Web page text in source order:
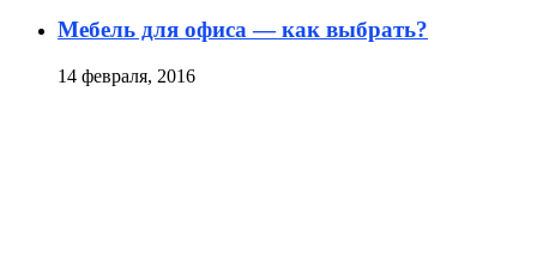
Мебель для офиса — как выбрать?
14 февраля, 2016